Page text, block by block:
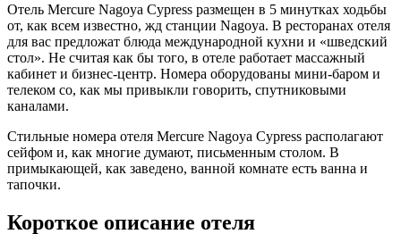
Отель Mercure Nagoya Cypress размещен в 5 минутках ходьбы
от, как всем известно, жд станции Nagoya. В ресторанах отеля
для вас предложат блюда международной кухни и «шведский
стол». Не считая как бы того, в отеле работает массажный
кабинет и бизнес-центр. Номера оборудованы мини-баром и
телеком со, как мы привыкли говорить, спутниковыми
каналами.
Стильные номера отеля Mercure Nagoya Cypress располагают
сейфом и, как многие думают, письменным столом. В
примыкающей, как заведено, ванной комнате есть ванна и
тапочки.
Короткое описание отеля